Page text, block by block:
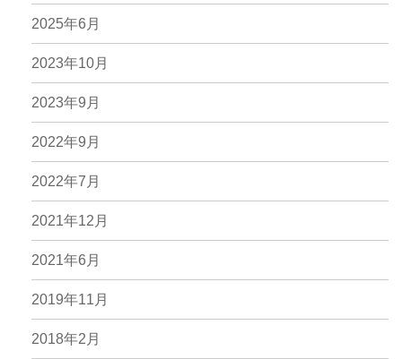
2025年6月
2023年10月
2023年9月
2022年9月
2022年7月
2021年12月
2021年6月
2019年11月
2018年2月